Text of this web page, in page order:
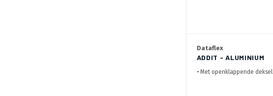
Dataflex
ADDIT - ALUMINIUM
KRUISVERBINDING
• Met openklappende deksel